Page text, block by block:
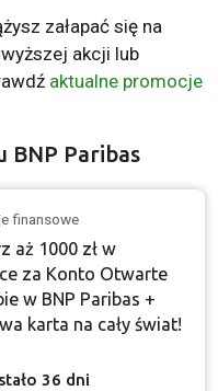
załapać się na
akcji lub
aktualne promocje
BNP Paribas
finansowe
aż 1000 zł w
za Konto Otwarte
w BNP Paribas +
karta na cały świat!
36 dni